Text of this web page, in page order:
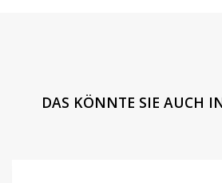
DAS KÖNNTE SIE AUCH